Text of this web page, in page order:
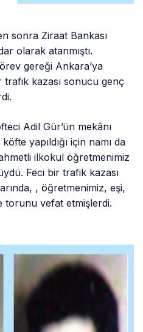
sonra Ziraat Bankası
olarak atanmıştı.
gereği Ankara’ya
kazası sonucu genç
Adil Gür’ün mekânı
yapıldığı için namı da
ilkokul öğretmenimiz
Feci bir trafik kazası
, öğretmenimiz, eşi,
torunu vefat etmişlerdi.